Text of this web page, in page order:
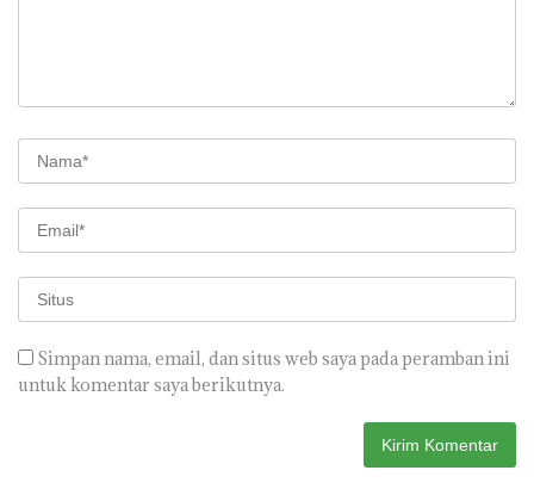
Simpan nama, email, dan situs web saya pada peramban ini
untuk komentar saya berikutnya.